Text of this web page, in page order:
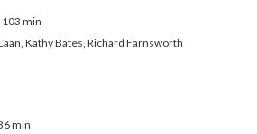
min
Kathy Bates, Richard Farnsworth
min